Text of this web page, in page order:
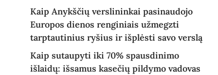
Kaip Anykščių verslininkai pasinaudojo
Europos dienos renginiais užmegzti
tarptautinius ryšius ir išplėsti savo verslą
Kaip sutaupyti iki 70% spausdinimo
išlaidų: išsamus kasečių pildymo vadovas